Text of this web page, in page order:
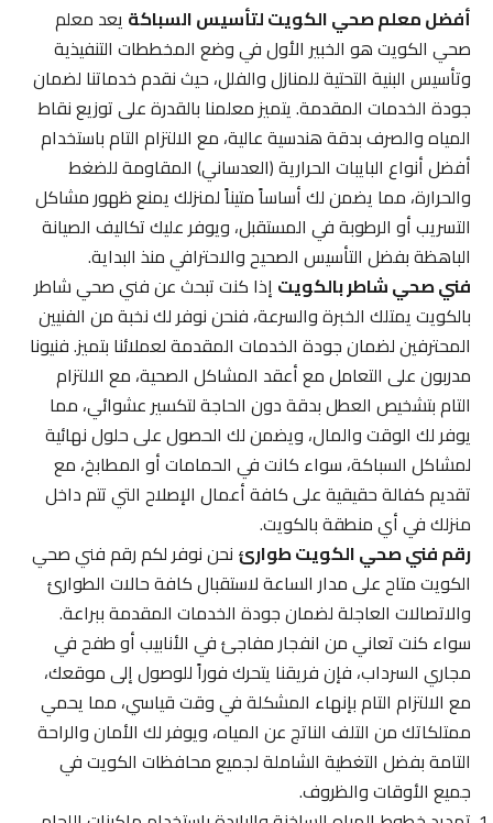
أفضل معلم صحي الكويت لتأسيس السباكةيعد معلم
صحي الكويت هو الخبير الأول في وضع المخططات التنفيذية
وتأسيس البنية التحتية للمنازل والفلل، حيث نقدم خدماتنا لضمان
جودة الخدمات المقدمة. يتميز معلمنا بالقدرة على توزيع نقاط
المياه والصرف بدقة هندسية عالية، مع الالتزام التام باستخدام
أفضل أنواع البايبات الحرارية (العدساني) المقاومة للضغط
والحرارة، مما يضمن لك أساساً متيناً لمنزلك يمنع ظهور مشاكل
التسريب أو الرطوبة في المستقبل، ويوفر عليك تكاليف الصيانة
الباهظة بفضل التأسيس الصحيح والاحترافي منذ البداية.
فني صحي شاطر بالكويتإذا كنت تبحث عن فني صحي شاطر
بالكويت يمتلك الخبرة والسرعة، فنحن نوفر لك نخبة من الفنيين
المحترفين لضمان جودة الخدمات المقدمة لعملائنا بتميز. فنيونا
مدربون على التعامل مع أعقد المشاكل الصحية، مع الالتزام
التام بتشخيص العطل بدقة دون الحاجة لتكسير عشوائي، مما
يوفر لك الوقت والمال، ويضمن لك الحصول على حلول نهائية
لمشاكل السباكة، سواء كانت في الحمامات أو المطابخ، مع
تقديم كفالة حقيقية على كافة أعمال الإصلاح التي تتم داخل
منزلك في أي منطقة بالكويت.
رقم فني صحي الكويت طوارئنحن نوفر لكم رقم فني صحي
الكويت متاح على مدار الساعة لاستقبال كافة حالات الطوارئ
والاتصالات العاجلة لضمان جودة الخدمات المقدمة ببراعة.
سواء كنت تعاني من انفجار مفاجئ في الأنابيب أو طفح في
مجاري السرداب، فإن فريقنا يتحرك فوراً للوصول إلى موقعك،
مع الالتزام التام بإنهاء المشكلة في وقت قياسي، مما يحمي
ممتلكاتك من التلف الناتج عن المياه، ويوفر لك الأمان والراحة
التامة بفضل التغطية الشاملة لجميع محافظات الكويت في
جميع الأوقات والظروف.